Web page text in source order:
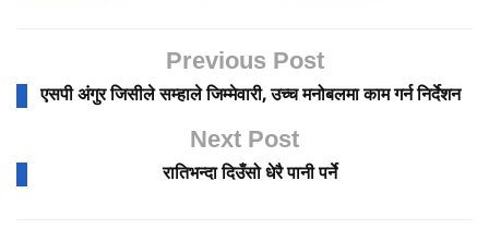
Previous Post
एसपी अंगुर जिसीले सम्हाले जिम्मेवारी, उच्च मनोबलमा काम गर्न निर्देशन
Next Post
रातिभन्दा दिउँसो धेरै पानी पर्ने